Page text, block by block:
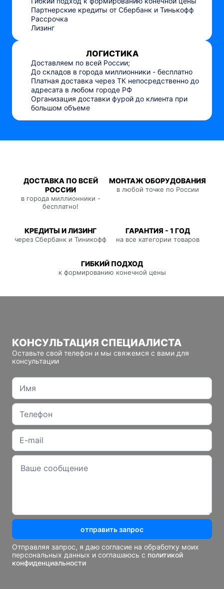
Партнерские кредиты от Сбербанк и Тинькофф
Рассрочка
Лизинг
ЛОГИСТИКА
Доставляем по всей России;
До складов в города миллионники - бесплатно
Платная доставка через ТК непосредственно до
адресата в любом городе РФ
Организация доставки фурой до клиента при
большом объеме
ДОСТАВКА ПО ВСЕЙ
РОССИИ
в города миллионники -
бесплатно!
МОНТАЖ ОБОРУДОВАНИЯ
в любой точке по России
КРЕДИТЫ И ЛИЗИНГ
через Сбербанк и Тиникофф
ГАРАНТИЯ - 1 ГОД
на все категории товаров
ГИБКИЙ ПОДХОД
к формированию конечной цены
КОНСУЛЬТАЦИЯ СПЕЦИАЛИСТА
Оставьте свой телефон и мы свяжемся с вами для
консультации
отправить запрос
Отправляя запрос, я даю согласие на обработку моих
персональных данных и соглашаюсь с политикой
конфиденциальности